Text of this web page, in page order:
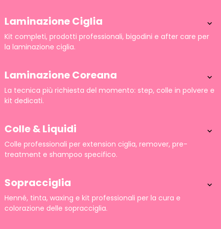
Laminazione Ciglia 
Kit completi, prodotti professionali, bigodini e after care per
la laminazione ciglia.
Laminazione Coreana 
La tecnica più richiesta del momento: step, colle in polvere e
kit dedicati.
Colle & Liquidi 
Colle professionali per extension ciglia, remover, pre-
treatment e shampoo specifico.
Sopracciglia 
Henné, tinta, waxing e kit professionali per la cura e
colorazione delle sopracciglia.